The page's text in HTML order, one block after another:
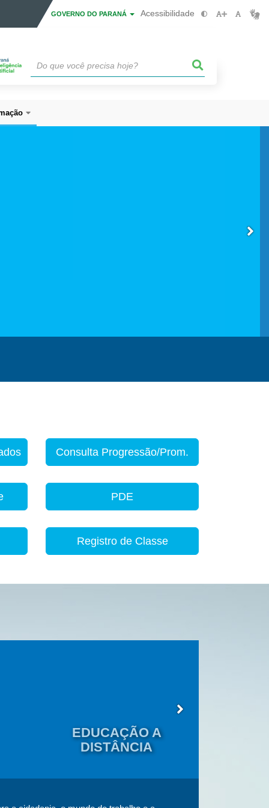
GOVERNO DO PARANÁ Acessibilidade
Consulta Progressão/Prom.
PDE
Registro de Classe
EDUCAÇÃO A
DISTÂNCIA